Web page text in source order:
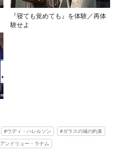
『寝ても覚めても』を体験／再体
験せよ
ウディ・ハレルソン
ガラスの城の約束
アンドリュー・ラナム